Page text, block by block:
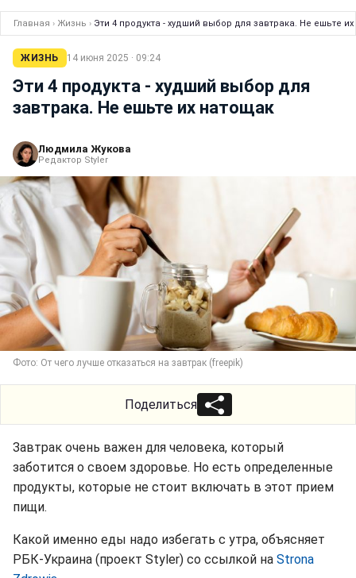
Главная › Жизнь › Эти 4 продукта - худший выбор для завтрака. Не ешьте
ЖИЗНЬ 14 июня 2025 · 09:24
Эти 4 продукта - худший выбор для
завтрака. Не ешьте их натощак
Людмила Жукова
Редактор Styler
Фото: От чего лучше отказаться на завтрак (freepik)
Поделиться
Завтрак очень важен для человека, который
заботится о своем здоровье. Но есть определенные
продукты, которые не стоит включать в этот прием
пищи.
Какой именно еды надо избегать с утра, объясняет
РБК-Украина (проект Styler) со ссылкой на Strona